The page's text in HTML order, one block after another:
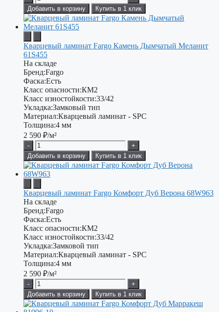
Добавить в корзину
Купить в 1 клик
Кварцевый ламинат Fargo Камень Дымчатый Меланит
61S455
На складе
Бренд:Fargo
Фаска:Есть
Класс опасности:КМ2
Класс изностойкости:33/42
Укладка:Замковый тип
Материал:Кварцевый ламинат - SPC
Толщина:4 мм
2 590 ₽/м²
-
+
Добавить в корзину
Купить в 1 клик
Кварцевый ламинат Fargo Комфорт Дуб Верона 68W963
На складе
Бренд:Fargo
Фаска:Есть
Класс опасности:КМ2
Класс изностойкости:33/42
Укладка:Замковой тип
Материал:Кварцевый ламинат - SPC
Толщина:4 мм
2 590 ₽/м²
-
+
Добавить в корзину
Купить в 1 клик